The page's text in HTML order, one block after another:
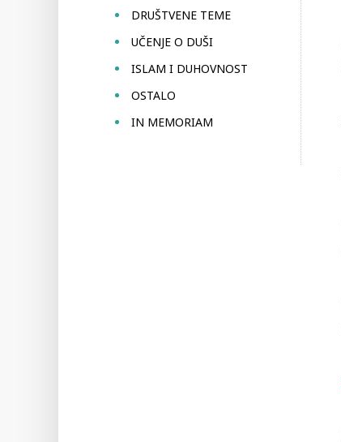
DRUŠTVENE TEME
UČENJE O DUŠI
ISLAM I DUHOVNOST
OSTALO
IN MEMORIAM